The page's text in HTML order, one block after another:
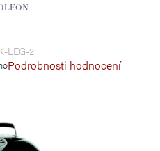
LEG-2
Podrobnosti hodnocení